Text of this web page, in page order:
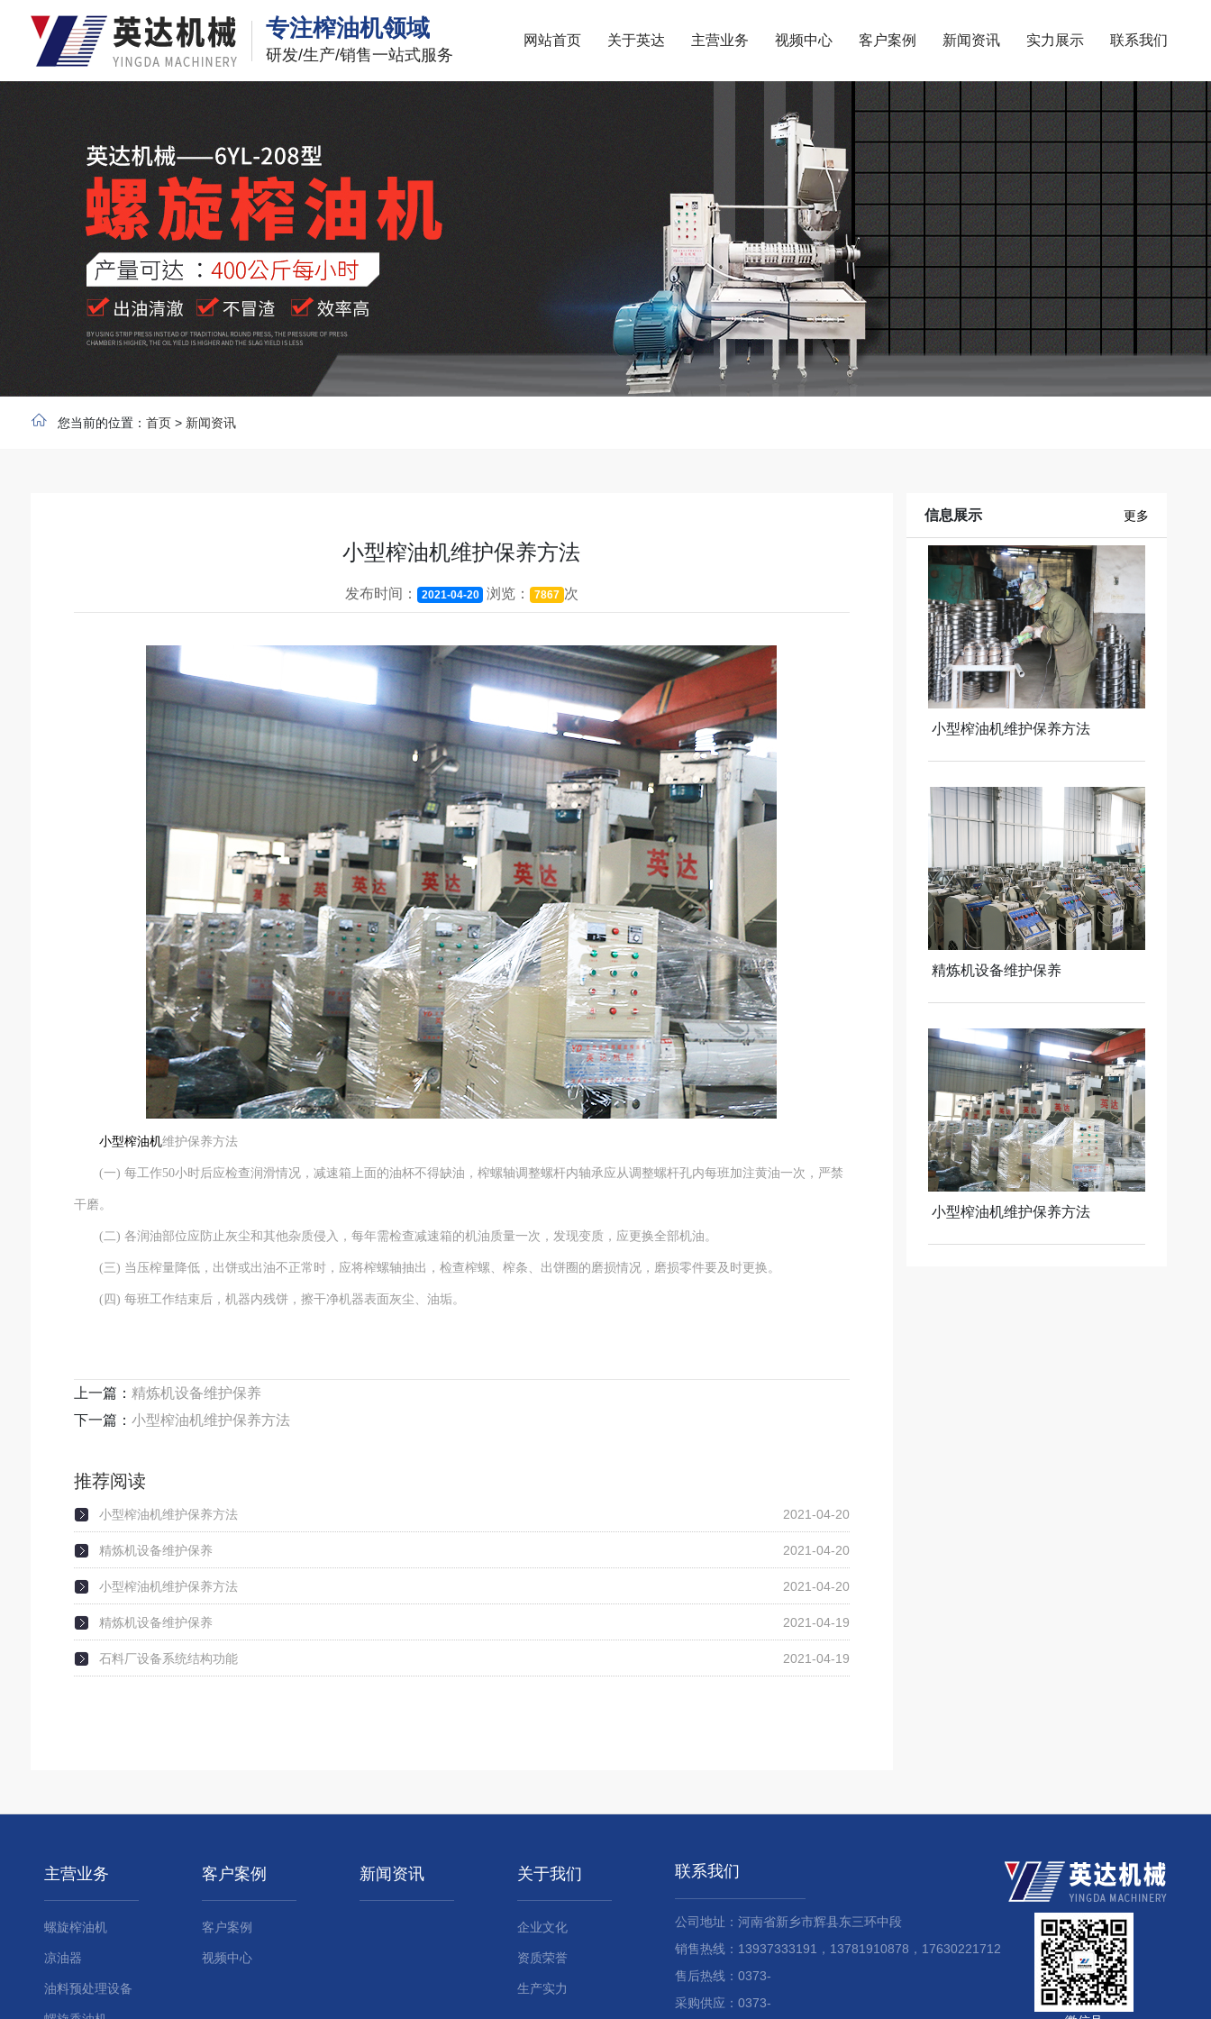
专注榨油机领域
研发/生产/销售一站式服务
网站首页 关于英达 主营业务 视频中心 客户案例 新闻资讯 实力展示 联系我们
您当前的位置： 首页> 新闻资讯
小型榨油机维护保养方法
发布时间： 2021-04-20 浏览： 7867 次
小型榨油机维护保养方法
(一) 每工作50小时后应检查润滑情况，减速箱上面的油杯不得缺油，榨螺轴调整螺杆内轴承应从调整螺杆孔内每班加注黄油一次，严禁
干磨。
(二) 各润油部位应防止灰尘和其他杂质侵入，每年需检查减速箱的机油质量一次，发现变质，应更换全部机油。
(三) 当压榨量降低，出饼或出油不正常时，应将榨螺轴抽出，检查榨螺、榨条、出饼圈的磨损情况，磨损零件要及时更换。
(四) 每班工作结束后，机器内残饼，擦干净机器表面灰尘、油垢。
上一篇： 精炼机设备维护保养
下一篇： 小型榨油机维护保养方法
推荐阅读
小型榨油机维护保养方法 2021-04-20
精炼机设备维护保养 2021-04-20
小型榨油机维护保养方法 2021-04-20
精炼机设备维护保养 2021-04-19
石料厂设备系统结构功能 2021-04-19
信息展示 更多
小型榨油机维护保养方法
精炼机设备维护保养
小型榨油机维护保养方法
主营业务
螺旋榨油机
凉油器
油料预处理设备
客户案例
客户案例
视频中心
新闻资讯 关于我们
企业文化
资质荣誉
生产实力
联系我们
公司地址：河南省新乡市辉县东三环中段
销售热线：13937333191，13781910878，17630221712
售后热线：0373-
采购供应：0373-